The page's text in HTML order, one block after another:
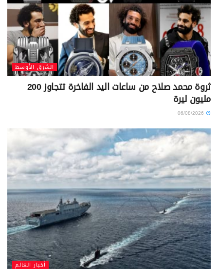
الشرق الأوسط
ثروة محمد صلاح من ساعات اليد الفاخرة تتجاوز 200
مليون ليرة
أخبار العالم